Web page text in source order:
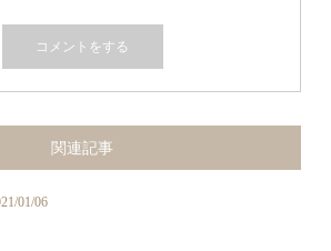
関連記事
01/06